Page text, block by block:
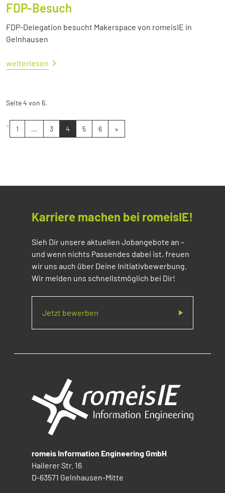
FDP-Besuch
FDP-Delegation besucht Makerspace von romeisIE in
Gelnhausen
weiterlesen
Seite 4 von 6.
« 1 ... 3 4 5 6 »
Karriere machen bei romeisIE!
Sieh Dir unsere aktuellen Jobangebote an –
und wenn nichts Passendes dabei ist, freuen
wir uns auch über Deine Initiativbewerbung.
Wir melden uns schnellstmöglich bei Dir!
Jetzt bewerben
romeis Information Engineering GmbH
Hailerer Str. 16
D-63571 Gelnhausen-Mitte